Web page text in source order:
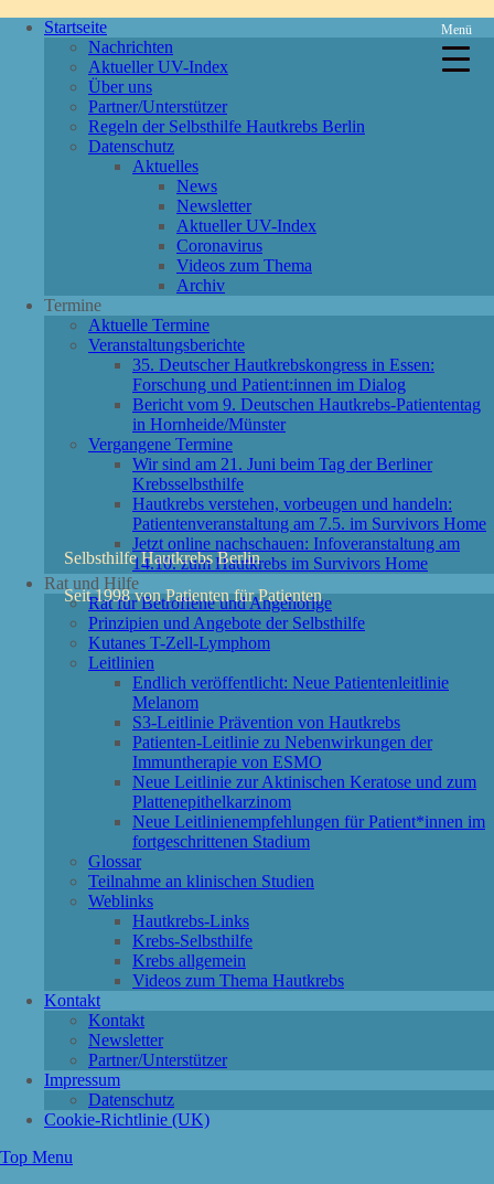
Startseite
Nachrichten
Aktueller UV-Index
Über uns
Partner/Unterstützer
Regeln der Selbsthilfe Hautkrebs Berlin
Datenschutz
Aktuelles
News
Newsletter
Aktueller UV-Index
Coronavirus
Videos zum Thema
Archiv
Termine
Aktuelle Termine
Veranstaltungsberichte
35. Deutscher Hautkrebskongress in Essen:
Forschung und Patient:innen im Dialog
Bericht vom 9. Deutschen Hautkrebs-Patiententag
in Hornheide/Münster
Vergangene Termine
Wir sind am 21. Juni beim Tag der Berliner
Krebsselbsthilfe
Hautkrebs verstehen, vorbeugen und handeln:
Patientenveranstaltung am 7.5. im Survivors Home
Jetzt online nachschauen: Infoveranstaltung am
14.10. zum Hautkrebs im Survivors Home
Rat und Hilfe
Rat für Betroffene und Angehörige
Prinzipien und Angebote der Selbsthilfe
Kutanes T-Zell-Lymphom
Leitlinien
Endlich veröffentlicht: Neue Patientenleitlinie
Melanom
S3-Leitlinie Prävention von Hautkrebs
Patienten-Leitlinie zu Nebenwirkungen der
Immuntherapie von ESMO
Neue Leitlinie zur Aktinischen Keratose und zum
Plattenepithelkarzinom
Neue Leitlinienempfehlungen für Patient*innen im
fortgeschrittenen Stadium
Glossar
Teilnahme an klinischen Studien
Weblinks
Hautkrebs-Links
Krebs-Selbsthilfe
Krebs allgemein
Videos zum Thema Hautkrebs
Kontakt
Kontakt
Newsletter
Partner/Unterstützer
Impressum
Datenschutz
Cookie-Richtlinie (UK)
Top Menu
Selbsthilfe Hautkrebs Berlin
Seit 1998 von Patienten für Patienten
Menü